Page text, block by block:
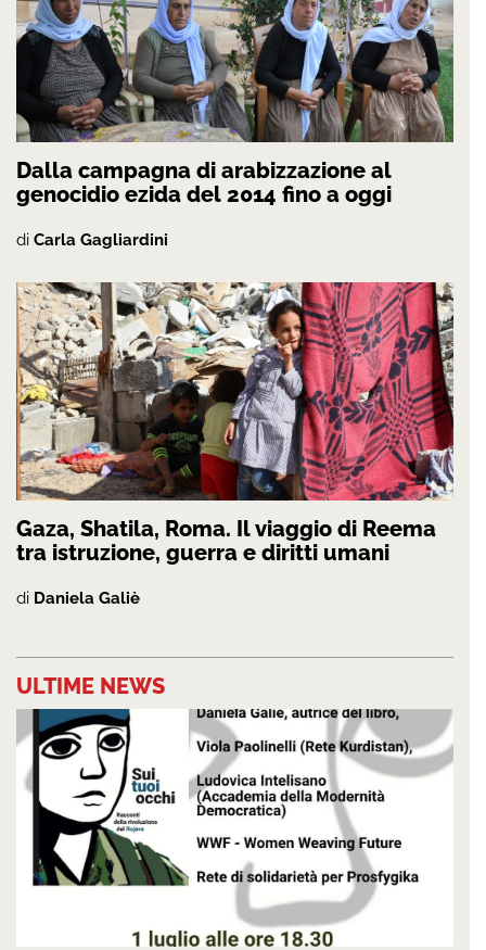
Dalla campagna di arabizzazione al
genocidio ezida del 2014 fino a oggi
di Carla Gagliardini
Gaza, Shatila, Roma. Il viaggio di Reema
tra istruzione, guerra e diritti umani
di Daniela Galiè
ULTIME NEWS